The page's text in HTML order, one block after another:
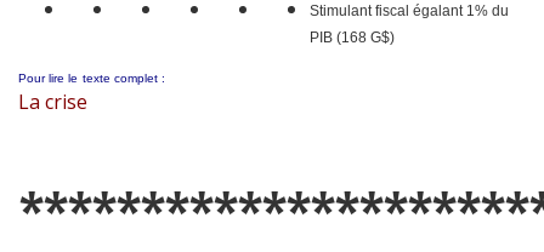
Stimulant fiscal égalant 1% du
PIB (168 G$)
Pour lire le texte complet :
La crise